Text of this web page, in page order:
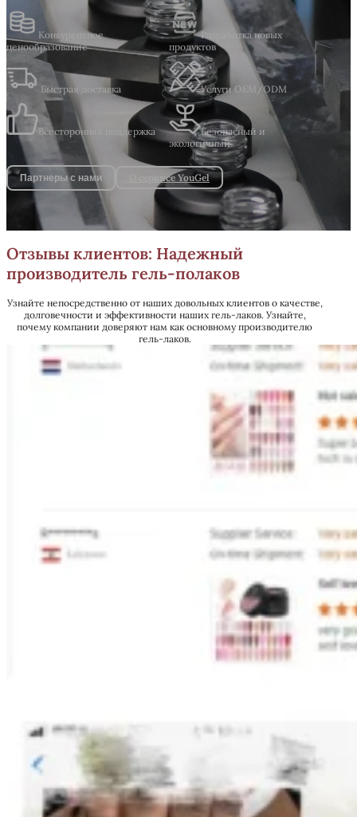
Конкурентное
ценообразование
Разработка новых
продуктов
Быстрая доставка Услуги OEM/ODM
Всесторонняя поддержка
Безопасный и
экологичный
Партнеры с нами О сервисе YouGel
Отзывы клиентов: Надежный
производитель гель-полаков
Узнайте непосредственно от наших довольных клиентов о качестве,
долговечности и эффективности наших гель-лаков. Узнайте,
почему компании доверяют нам как основному производителю
гель-лаков.